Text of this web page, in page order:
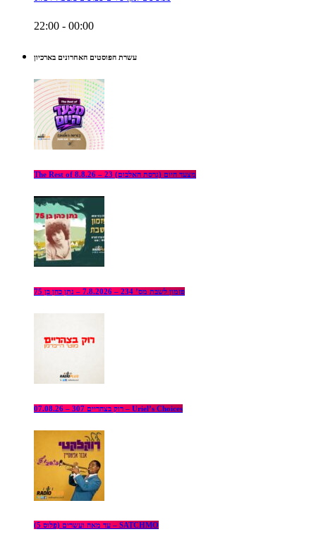
22:00 - 00:00
עשרת הפוסטים האחרונים בארכיון
The Rest of מצעד היום (גרסת האלבום) 23 – 8.8.26
פזמון לשבת מס’ 234 – 7.8.2026 – נתן כהן בן 75
רוק בצהריים 307 – 07.08.26 – Uriel’s Choices
עד מאה ועשרים (פלוס 5) – SATCHMO